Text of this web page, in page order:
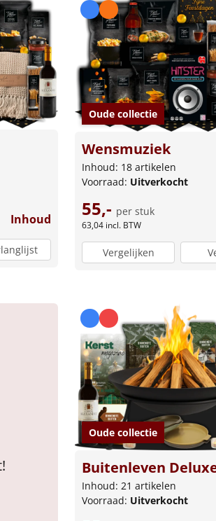
Inhoud
Oude collectie
Wensmuziek
Inhoud: 18 artikelen
Voorraad: Uitverkocht
55,- per stuk
63,04 incl. BTW
Vergelijken
Oude collectie
Buitenleven
Inhoud: 21 artikelen
Voorraad: Uitverkocht